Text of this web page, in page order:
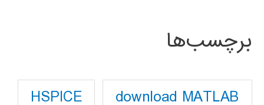
برچسب‌ها
download MATLAB
HSPICE